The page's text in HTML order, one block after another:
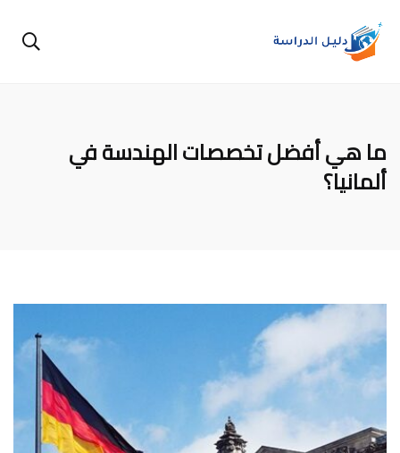
ما هي أفضل تخصصات الهندسة في
ألمانيا؟